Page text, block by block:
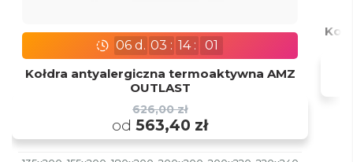
06d. 03 : 14:
00
Kołdra antyalergiczna termoaktywna AMZ
OUTLAST
626,00 zł
od 563,40 zł